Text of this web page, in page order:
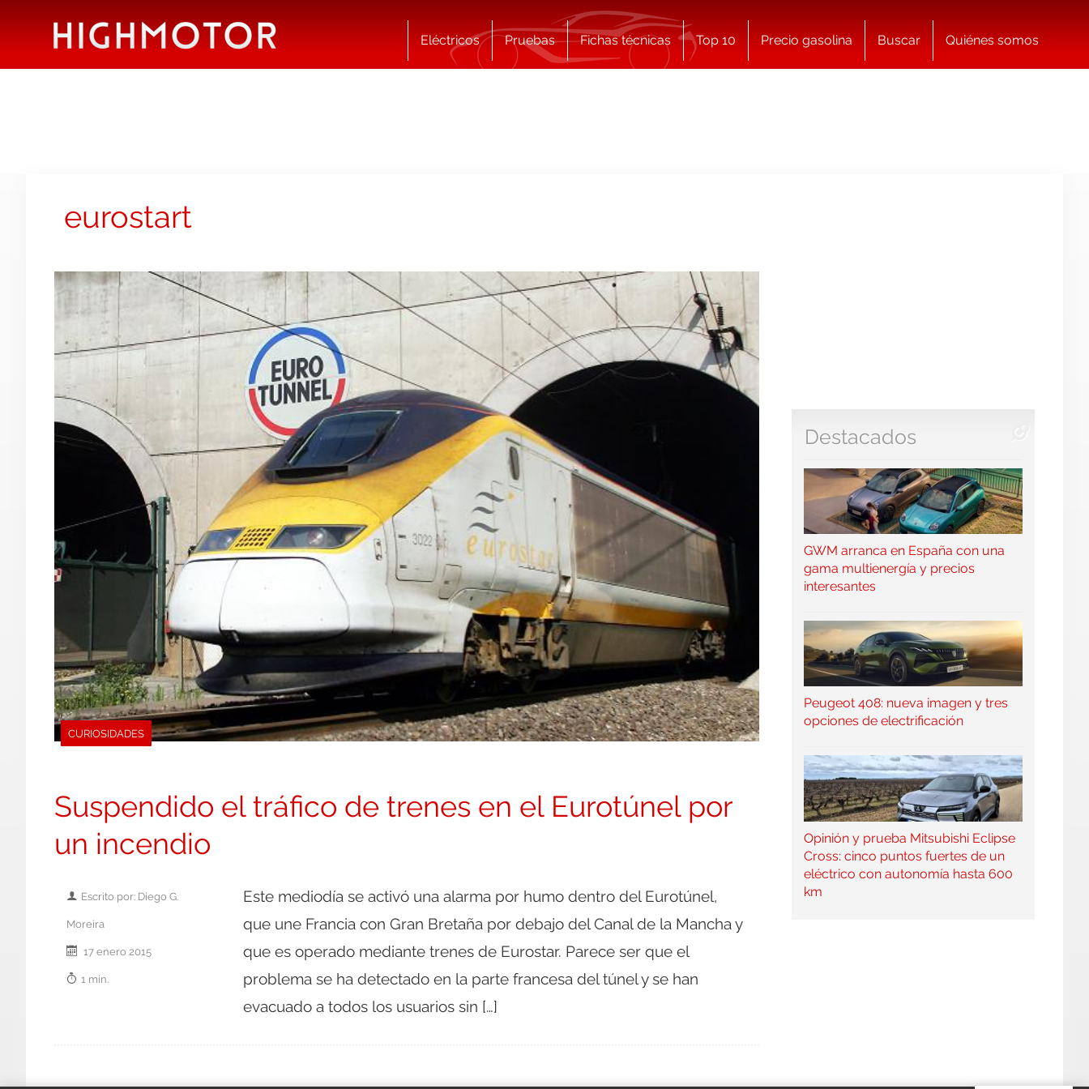
Eléctricos Pruebas Fichas técnicas Top 10 Precio gasolina Buscar Quiénes somos
eurostart
CURIOSIDADES
Suspendido el tráfico de trenes en el Eurotúnel por
un incendio
Escrito por: Diego G.
Moreira
17 enero 2015
1 min.
Este mediodía se activó una alarma por humo dentro del Eurotúnel,
que une Francia con Gran Bretaña por debajo del Canal de la Mancha y
que es operado mediante trenes de Eurostar. Parece ser que el
problema se ha detectado en la parte francesa del túnel y se han
evacuado a todos los usuarios sin […]
Destacados
GWM arranca en España con una
gama multienergía y precios
interesantes
Peugeot 408: nueva imagen y tres
opciones de electrificación
Opinión y prueba Mitsubishi Eclipse
Cross: cinco puntos fuertes de un
eléctrico con autonomía hasta 600
km